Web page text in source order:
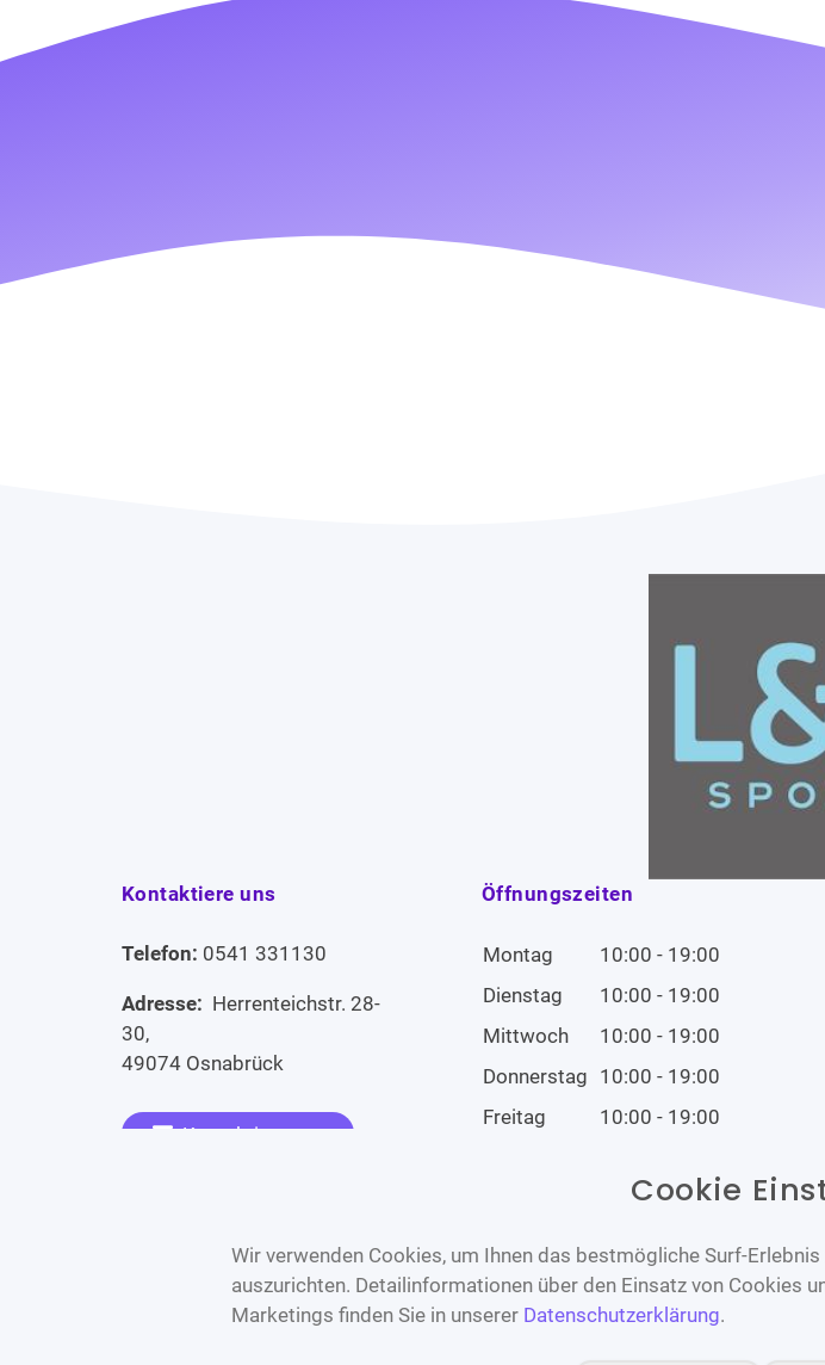
Kontaktiere uns
Telefon: 0541 331130
Adresse: Herrenteichstr. 28-
30,
49074 Osnabrück
Kontaktiere uns
Öffnungszeiten
Montag
10:00 - 19:00
Dienstag
10:00 - 19:00
Mittwoch
10:00 - 19:00
Donnerstag 10:00 - 19:00
Freitag
10:00 - 19:00
Geschlossen
Cookie
Wir verwenden Cookies, um Ihnen das bestmögliche Surf-
auszurichten. Detailinformationen über den Einsatz von Cookies
Marketings finden Sie in unserer Datenschutzerklärung.